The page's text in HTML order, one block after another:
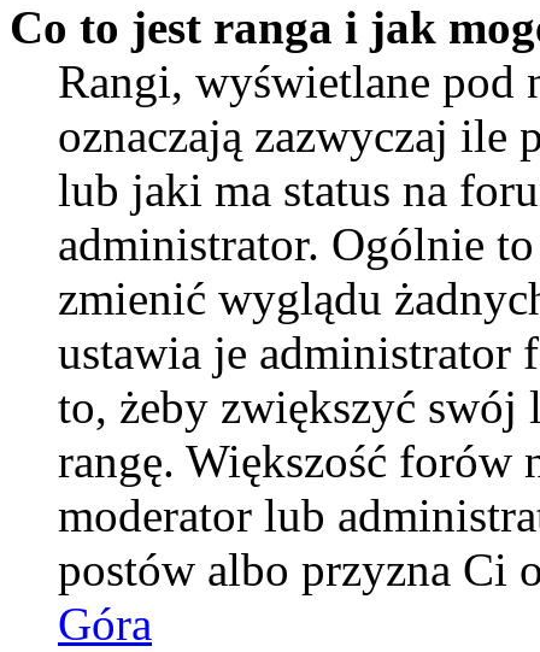
Co to jest ranga i jak
Rangi, wyświetlane
oznaczają zazwyczaj ile
lub jaki ma status na
administrator. Ogólnie
zmienić wyglądu
ustawia je administrator
to, żeby zwiększyć
rangę. Większość forów
moderator lub
postów albo przyzna Ci
Góra